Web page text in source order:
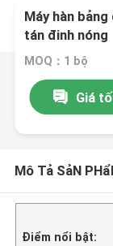
Máy hàn
tán đinh nóng
MOQ：1 bộ
Giá
Mô Tả SảN
Điểm nổi bật: